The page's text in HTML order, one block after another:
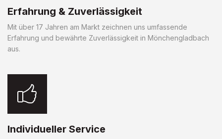
Erfahrung & Zuverlässigkeit
Mit über 17 Jahren am Markt zeichnen uns umfassende
Erfahrung und bewährte Zuverlässigkeit in Mönchengladbach
aus.
Individueller Service